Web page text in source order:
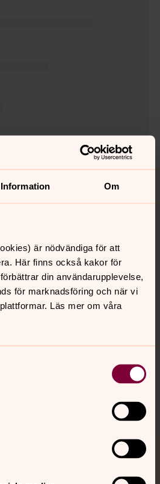
Information Om
är nödvändiga för att
Här finns också kakor för
din användarupplevelse,
för marknadsföring och när vi
Läs mer om våra